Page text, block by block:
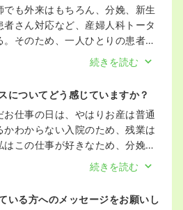
も外来はもちろん、分娩、新生
者さん対応など、産婦人科トータ
そのため、一人ひとりの患者さ
きるため、その人のできるように
育児）をみれたり、一緒にどんな
続きを読む
についてどう感じていますか？
仕事の日は、やはりお産は普通
わからない入院のため、残業は
この仕事が好きなため、分娩の
りません。産科はよく赤ちゃん可
だけの捉え方されがちですが、や
余裕がない方にはおすすめできな
続きを読む
いる方へのメッセージをお願いし